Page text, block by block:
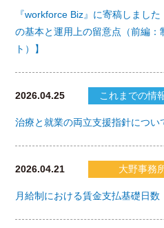
『workforce Biz』に寄稿しまし
の基本と運用上の留意点（前編：
ト）】
2026.04.25 これまでの情
治療と就業の両立支援指針につい
2026.04.21 大野事務
月給制における賃金支払基礎日数